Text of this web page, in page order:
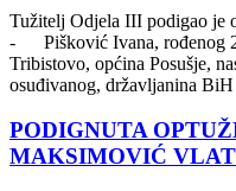
Tužitelj Odjela III podigao je
- Pišković Ivana, rođenog
Tribistovo, općina Posušje,
osuđivanog, državljanina
PODIGNUTA
MAKSIMOVIĆ